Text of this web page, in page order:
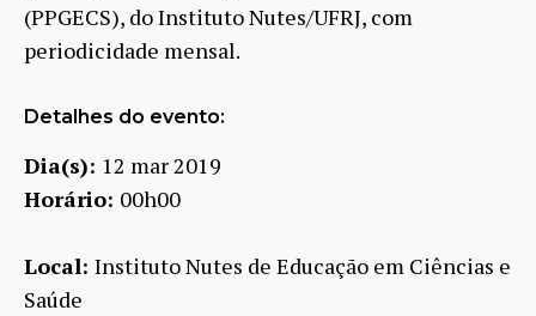
(PPGECS), do Instituto Nutes/UFRJ, com
periodicidade mensal.
Detalhes do evento:
Dia(s): 12 mar 2019
Horário: 00h00
Local: Instituto Nutes de Educação em Ciências e
Saúde